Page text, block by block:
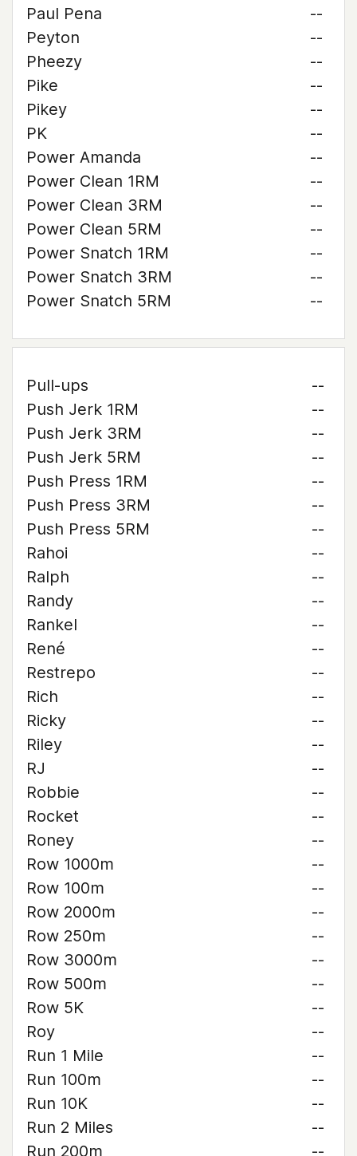
Paul Pena
--
Peyton
--
Pheezy
--
Pike
--
Pikey
--
PK
--
Power Amanda
--
Power Clean 1RM
--
Power Clean 3RM
--
Power Clean 5RM
--
Power Snatch 1RM
--
Power Snatch 3RM
--
Power Snatch 5RM
--
Pull-ups
--
Push Jerk 1RM
--
Push Jerk 3RM
--
Push Jerk 5RM
--
Push Press 1RM
--
Push Press 3RM
--
Push Press 5RM
--
Rahoi
--
Ralph
--
Randy
--
Rankel
--
René
--
Restrepo
--
Rich
--
Ricky
--
Riley
--
RJ
--
Robbie
--
Rocket
--
Roney
--
Row 1000m
--
Row 100m
--
Row 2000m
--
Row 250m
--
Row 3000m
--
Row 500m
--
Row 5K
--
Roy
--
Run 1 Mile
--
Run 100m
--
Run 10K
--
Run 2 Miles
--
Run 200m
--